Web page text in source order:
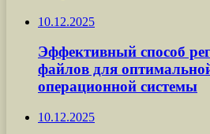
10.12.2025
Эффективный способ
файлов для
операционной системы
10.12.2025